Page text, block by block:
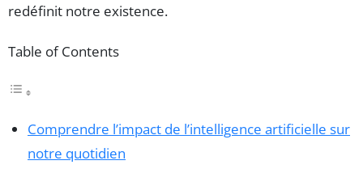
redéfinit notre existence.
Table of Contents
Comprendre l’impact de l’intelligence artificielle sur
notre quotidien